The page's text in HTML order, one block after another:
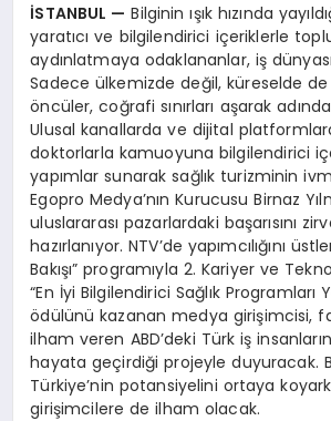
İSTANBUL — Bilginin ışık hızında
yaratıcı ve bilgilendirici içeriklerle
aydınlatmaya odaklananlar, iş
Sadece ülkemizde değil, küreselde
öncüler, coğrafi sınırları aşarak
Ulusal kanallarda ve dijital
doktorlarla kamuoyuna bilgilendirici
yapımlar sunarak sağlık turizminin
Egopro Medya’nın Kurucusu Birnaz
uluslararası pazarlardaki başarısını
hazırlanıyor. NTV’de yapımcılığını
Bakışı” programıyla 2. Kariyer ve
“En İyi Bilgilendirici Sağlık Programları
ödülünü kazanan medya girişimcisi,
ilham veren ABD’deki Türk iş
hayata geçirdiği projeyle duyuracak.
Türkiye’nin potansiyelini ortaya
girişimcilere de ilham olacak.